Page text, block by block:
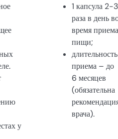
у
1 капсула 2-3
раза в день
время приема
пищи;
длительность
приема – до
6 месяцев
(обязательна
врача).